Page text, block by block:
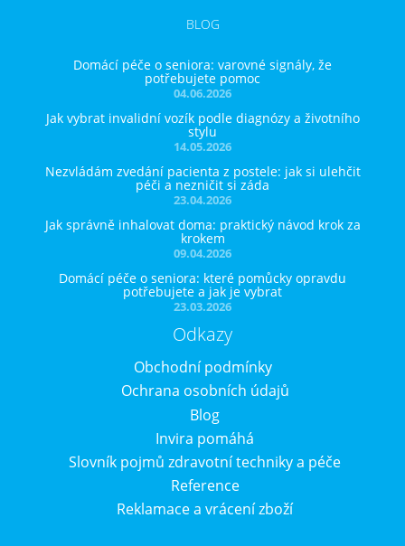
BLOG
04.06.2026
Domácí péče o seniora: varovné signály, že
potřebujete pomoc
14.05.2026
Jak vybrat invalidní vozík podle diagnózy a životního
stylu
23.04.2026
Nezvládám zvedání pacienta z postele: jak si ulehčit
péči a nezničit si záda
09.04.2026
Jak správně inhalovat doma: praktický návod krok za
krokem
23.03.2026
Domácí péče o seniora: které pomůcky opravdu
potřebujete a jak je vybrat
Odkazy
Obchodní podmínky
Ochrana osobních údajů
Blog
Invira pomáhá
Slovník pojmů zdravotní techniky a péče
Reference
Reklamace a vrácení zboží